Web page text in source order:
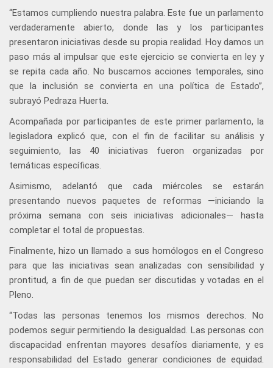
“Estamos cumpliendo nuestra palabra. Este fue un parlamento
verdaderamente abierto, donde las y los participantes
presentaron iniciativas desde su propia realidad. Hoy damos un
paso más al impulsar que este ejercicio se convierta en ley y
se repita cada año. No buscamos acciones temporales, sino
que la inclusión se convierta en una política de Estado”,
subrayó Pedraza Huerta.
Acompañada por participantes de este primer parlamento, la
legisladora explicó que, con el fin de facilitar su análisis y
seguimiento, las 40 iniciativas fueron organizadas por
temáticas específicas.
Asimismo, adelantó que cada miércoles se estarán
presentando nuevos paquetes de reformas —iniciando la
próxima semana con seis iniciativas adicionales— hasta
completar el total de propuestas.
Finalmente, hizo un llamado a sus homólogos en el Congreso
para que las iniciativas sean analizadas con sensibilidad y
prontitud, a fin de que puedan ser discutidas y votadas en el
Pleno.
“Todas las personas tenemos los mismos derechos. No
podemos seguir permitiendo la desigualdad. Las personas con
discapacidad enfrentan mayores desafíos diariamente, y es
responsabilidad del Estado generar condiciones de equidad.